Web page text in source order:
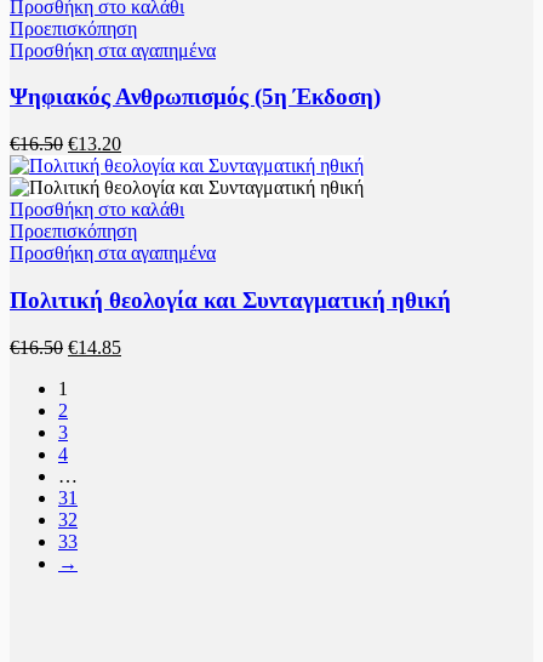
Προσθήκη στο καλάθι
Προεπισκόπηση
Προσθήκη στα αγαπημένα
Ψηφιακός Ανθρωπισμός (5η Έκδοση)
€16.50 Original
price
was:
€16.50.
€13.20Η
τρέχουσα
τιμή
είναι:
€13.20.
Προσθήκη στο καλάθι
Προεπισκόπηση
Προσθήκη στα αγαπημένα
Πολιτική θεολογία και Συνταγματική ηθική
€16.50 Original
€16.50.
€14.85Η
1
2
3
4
…
31
32
33
→